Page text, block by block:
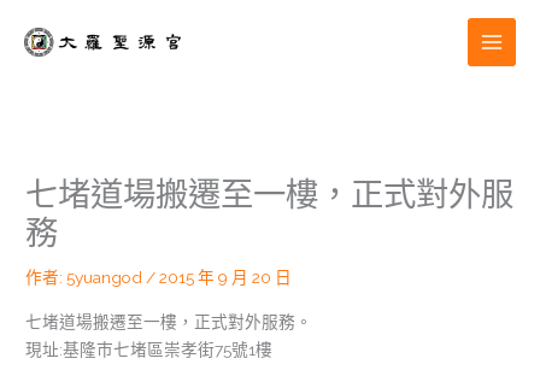
七堵道場搬遷至一樓，正式對外服
務
作者:5yuangod/2015 年 9 月 20 日
七堵道場搬遷至一樓，正式對外服務。
現址:基隆巿七堵區崇孝街75號1樓